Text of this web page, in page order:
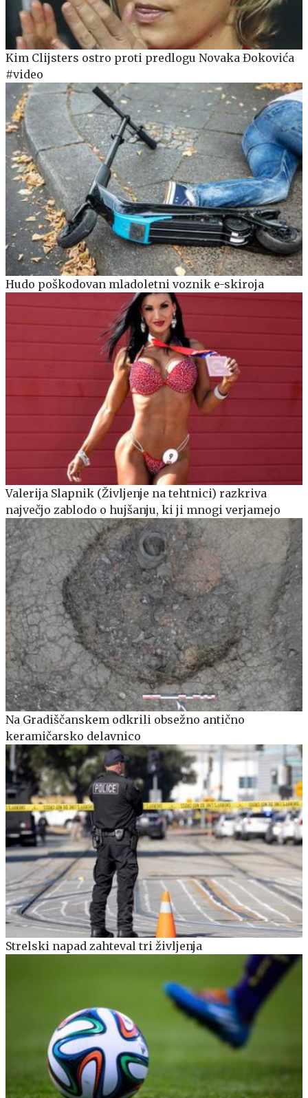
Kim Clijsters ostro proti predlogu Novaka Đokovića
#video
Hudo poškodovan mladoletni voznik e-skiroja
Valerija Slapnik (Življenje na tehtnici) razkriva
največjo zablodo o hujšanju, ki ji mnogi verjamejo
Na Gradiščanskem odkrili obsežno antično
keramičarsko delavnico
Strelski napad zahteval tri življenja